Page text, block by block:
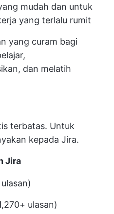
mudah dan untuk
yang terlalu rumit
yang curam bagi
dan melatih
terbatas. Untuk
kepada Jira.
Jira
ulasan)